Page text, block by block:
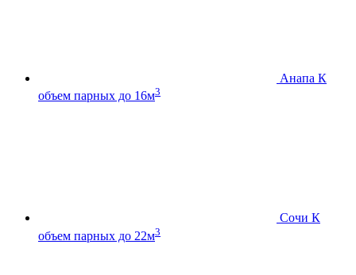
Анапа К
объем парных до 16м3
Сочи К
объем парных до 22м3